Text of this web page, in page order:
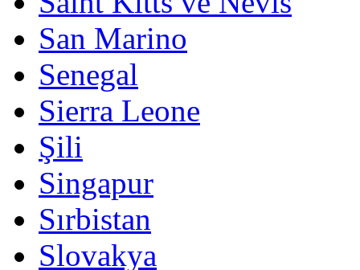
San Marino
Senegal
Sierra Leone
Şili
Singapur
Sırbistan
Slovakya